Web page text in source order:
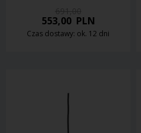
553,00PLN
Czas dostawy: ok. 12 dni